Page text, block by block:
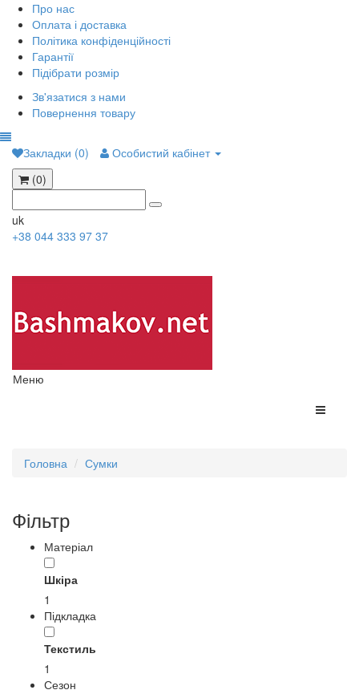
Про нас
Оплата і доставка
Політика конфіденційності
Гарантії
Підібрати розмір
Зв'язатися з нами
Повернення товару
Закладки (0)
Особистий кабінет
(0)
uk
+38 044 333 97 37
Меню
Головна Сумки
Фільтр
Матеріал
Шкіра
1
Підкладка
Текстиль
1
Сезон